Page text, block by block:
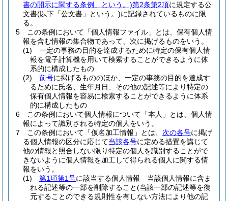
書の開示に関する条例」という。)第2条第2項に規定する公
文書(以下「公文書」という。)に記録されているものに限
る。
5
この条例において「個人情報ファイル」とは、保有個人情
報を含む情報の集合物であって、次に掲げるものをいう。
(1)
一定の事務の目的を達成するために特定の保有個人情
報を電子計算機を用いて検索することができるように体
系的に構成したもの
(2)
前号に掲げるもののほか、一定の事務の目的を達成す
るために氏名、生年月日、その他の記述等により特定の
保有個人情報を容易に検索することができるように体系
的に構成したもの
6
この条例において個人情報について「本人」とは、個人情
報によって識別される特定の個人をいう。
7
この条例において「仮名加工情報」とは、 次の各号に掲げ
る個人情報の区分に応じて当該各号に定める措置を講じて
他の情報と照合しない限り特定の個人を識別することがで
きないように個人情報を加工して得られる個人に関する情
報をいう。
(1)
第1項第1号に該当する個人情報 当該個人情報に含ま
れる記述等の一部を削除すること(当該一部の記述等を復
元することのできる規則性を有しない方法により他の記